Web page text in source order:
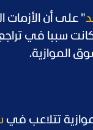
" على أن الأزمات
سببا في
الموازية.
تتلاعب في